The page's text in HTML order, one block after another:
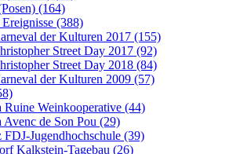
(164)
(388)
der Kulturen 2017 (155)
Street Day 2017 (92)
Street Day 2018 (84)
der Kulturen 2009 (57)
Ruine Weinkooperative (44)
Avenc de Son Pou (29)
FDJ-Jugendhochschule (39)
Kalkstein-Tagebau (26)